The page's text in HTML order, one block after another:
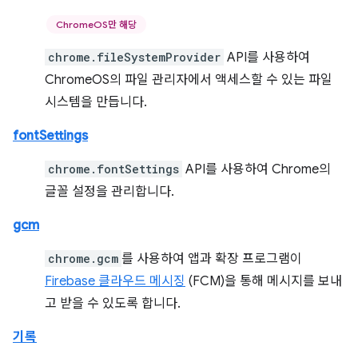
ChromeOS만 해당
chrome.fileSystemProvider API를 사용하여
ChromeOS의 파일 관리자에서 액세스할 수 있는 파일
시스템을 만듭니다.
fontSettings
chrome.fontSettings API를 사용하여 Chrome의
글꼴 설정을 관리합니다.
gcm
chrome.gcm 를 사용하여 앱과 확장 프로그램이
Firebase 클라우드 메시징 (FCM)을 통해 메시지를 보내
고 받을 수 있도록 합니다.
기록